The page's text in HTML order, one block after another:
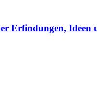
Erfindungen, Ideen